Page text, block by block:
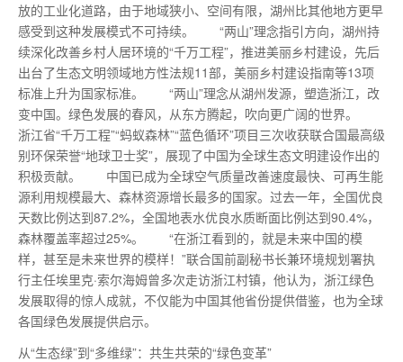
放的工业化道路，由于地域狭小、空间有限，湖州比其他地方更早
感受到这种发展模式不可持续。 “两山”理念指引方向，湖州持
续深化改善乡村人居环境的“千万工程”，推进美丽乡村建设，先后
出台了生态文明领域地方性法规11部，美丽乡村建设指南等13项
标准上升为国家标准。 “两山”理念从湖州发源，塑造浙江，改
变中国。绿色发展的春风，从东方腾起，吹向更广阔的世界。
浙江省“千万工程”“蚂蚁森林”“蓝色循环”项目三次收获联合国最高级
别环保荣誉“地球卫士奖”，展现了中国为全球生态文明建设作出的
积极贡献。 中国已成为全球空气质量改善速度最快、可再生能
源利用规模最大、森林资源增长最多的国家。过去一年，全国优良
天数比例达到87.2%，全国地表水优良水质断面比例达到90.4%，
森林覆盖率超过25%。 “在浙江看到的，就是未来中国的模
样，甚至是未来世界的模样！”联合国前副秘书长兼环境规划署执
行主任埃里克·索尔海姆曾多次走访浙江村镇，他认为，浙江绿色
发展取得的惊人成就，不仅能为中国其他省份提供借鉴，也为全球
各国绿色发展提供启示。
从“生态绿”到“多维绿”：共生共荣的“绿色变革”